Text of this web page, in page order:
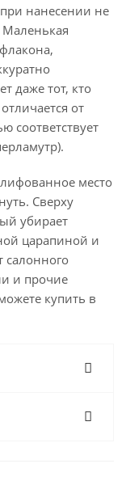
нанесении не
Маленькая
даже тот, кто
от
соответствует
место
Сверху
убирает
царапиной и
салонного
и прочие
купить в